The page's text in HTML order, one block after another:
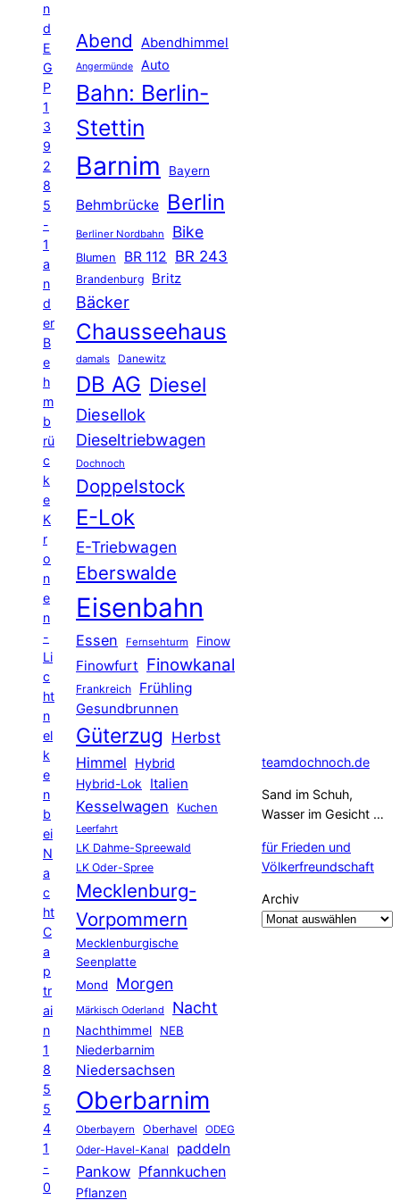
n
d
E
G
P
1
3
9
2
8
5
-
1
a
n
d
er
B
e
h
m
b
rü
c
k
e
K
r
o
n
e
n
-
Li
c
ht
n
el
k
e
n
b
ei
N
a
c
ht
C
a
p
tr
ai
n
1
8
5
5
4
1
-
0
Abend Abendhimmel
Angermünde Auto
Bahn: Berlin-
Stettin
Barnim Bayern
Behmbrücke Berlin
Berliner Nordbahn Bike
Blumen BR 112 BR 243
Brandenburg Britz
Bäcker
Chausseehaus
damals Danewitz
DB AG Diesel
Diesellok
Dieseltriebwagen
Dochnoch
Doppelstock
E-Lok
E-Triebwagen
Eberswalde
Eisenbahn
Essen Fernsehturm Finow
Finowfurt Finowkanal
Frankreich Frühling
Gesundbrunnen
Güterzug Herbst
Himmel
Hybrid
Hybrid-Lok Italien
Kesselwagen Kuchen
Leerfahrt
LK Dahme-Spreewald
LK Oder-Spree
Mecklenburg-
Vorpommern
Mecklenburgische
Seenplatte
Mond
Morgen
Märkisch Oderland Nacht
Nachthimmel
NEB
Niederbarnim
Niedersachsen
Oberbarnim
Oberbayern Oberhavel ODEG
Oder-Havel-Kanal paddeln
Pankow Pfannkuchen
Pflanzen
teamdochnoch.de
Sand im Schuh,
Wasser im Gesicht …
für Frieden und
Völkerfreundschaft
Archiv